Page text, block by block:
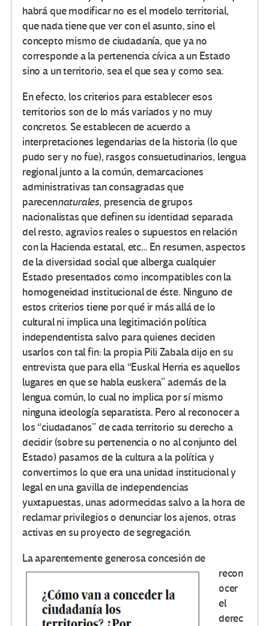
habrá que modificar no es el modelo territorial,
que nada tiene que ver con el asunto, sino el
concepto mismo de ciudadanía, que ya no
corresponde a la pertenencia cívica a un Estado
sino a un territorio, sea el que sea y como sea.
En efecto, los criterios para establecer esos
territorios son de lo más variados y no muy
concretos. Se establecen de acuerdo a
interpretaciones legendarias de la historia (lo que
pudo ser y no fue), rasgos consuetudinarios, lengua
regional junto a la común, demarcaciones
administrativas tan consagradas que
parecennaturales, presencia de grupos
nacionalistas que definen su identidad separada
del resto, agravios reales o supuestos en relación
con la Hacienda estatal, etc… En resumen, aspectos
de la diversidad social que alberga cualquier
Estado presentados como incompatibles con la
homogeneidad institucional de éste. Ninguno de
estos criterios tiene por qué ir más allá de lo
cultural ni implica una legitimación política
independentista salvo para quienes deciden
usarlos con tal fin: la propia Pili Zabala dijo en su
entrevista que para ella “Euskal Herria es aquellos
lugares en que se habla euskera” además de la
lengua común, lo cual no implica por sí mismo
ninguna ideología separatista. Pero al reconocer a
los “ciudadanos” de cada territorio su derecho a
decidir (sobre su pertenencia o no al conjunto del
Estado) pasamos de la cultura a la política y
convertimos lo que era una unidad institucional y
legal en una gavilla de independencias
yuxtapuestas, unas adormecidas salvo a la hora de
reclamar privilegios o denunciar los ajenos, otras
activas en su proyecto de segregación.
La aparentemente generosa concesión de
recon
ocer
el
derec